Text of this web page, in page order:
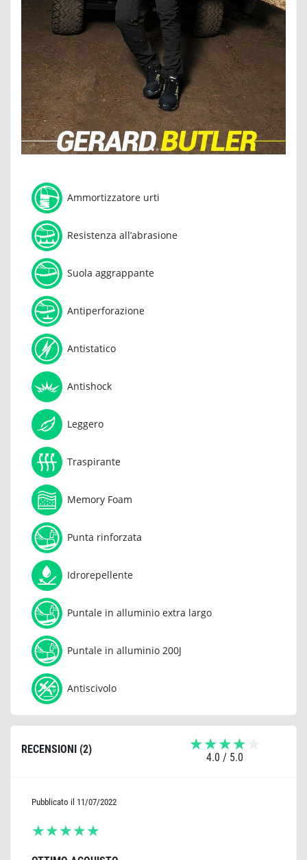
Ammortizzatore urti
Resistenza all’abrasione
Suola aggrappante
Antiperforazione
Antistatico
Antishock
Leggero
Traspirante
Memory Foam
Punta rinforzata
Idrorepellente
Puntale in alluminio extra largo
Puntale in alluminio 200J
Antiscivolo
RECENSIONI (2)
4.0 / 5.0
Pubblicato il 11/07/2022
★★★★★